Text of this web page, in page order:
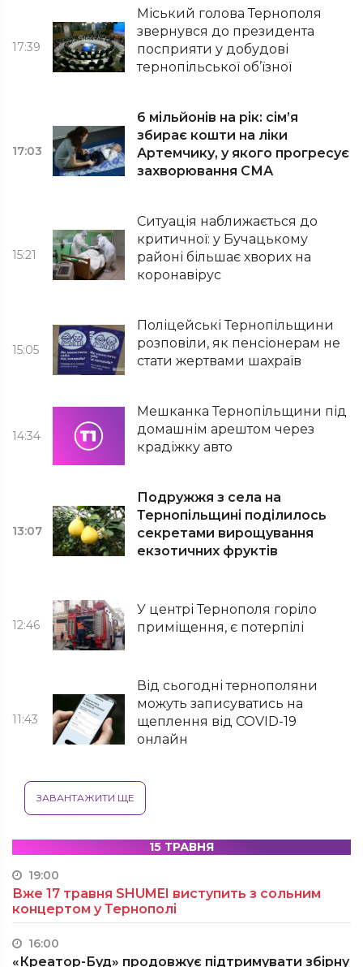
17:39
Міський голова Тернополя
звернувся до президента
посприяти у добудові
тернопільської об’їзної
17:03
6 мільйонів на рік: сім’я
збирає кошти на ліки
Артемчику, у якого прогресує
захворювання СМА
15:21
Ситуація наближається до
критичної: у Бучацькому
районі більшає хворих на
коронавірус
15:05
Поліцейські Тернопільщини
розповіли, як пенсіонерам не
стати жертвами шахраїв
14:34
Мешканка Тернопільщини під
домашнім арештом через
крадіжку авто
13:07
Подружжя з села на
Тернопільщині поділилось
секретами вирощування
екзотичних фруктів
12:46
У центрі Тернополя горіло
приміщення, є потерпілі
11:43
Від сьогодні тернополяни
можуть записуватись на
щеплення від COVID-19
онлайн
ЗАВАНТАЖИТИ ЩЕ
15 ТРАВНЯ
19:00
Вже 17 травня SHUMEI виступить з сольним
концертом у Тернополі
16:00
«Креатор-Буд» продовжує підтримувати збірну